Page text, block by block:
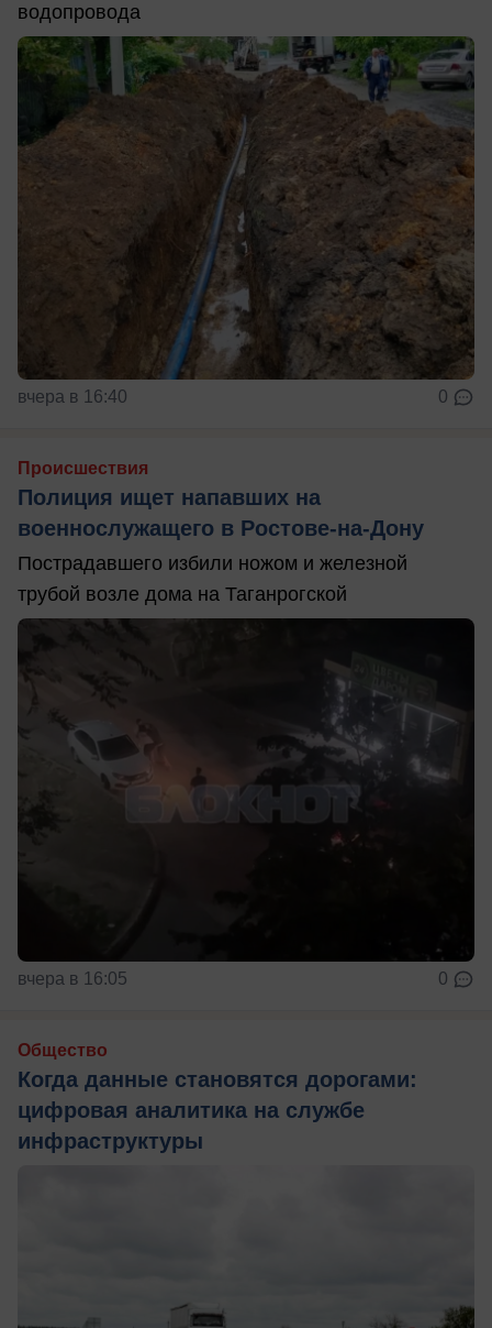
водопровода
вчера в 16:40 0
Происшествия
Полиция ищет напавших на
военнослужащего в Ростове-на-Дону
Пострадавшего избили ножом и железной
трубой возле дома на Таганрогской
вчера в 16:05 0
Общество
Когда данные становятся дорогами:
цифровая аналитика на службе
инфраструктуры